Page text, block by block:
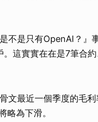
不是只有OpenAI？』
這實實在在是7筆合
文最近一個季度的毛
略為下滑。